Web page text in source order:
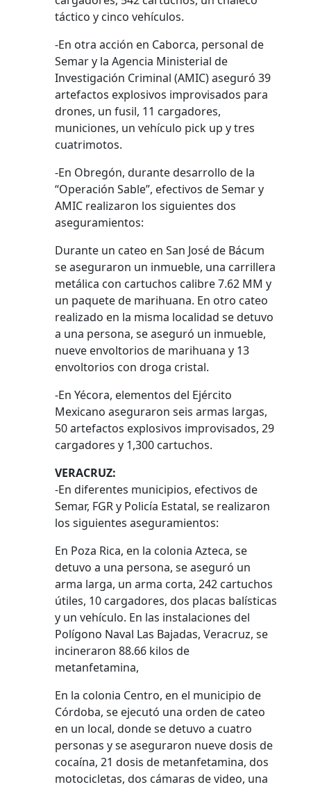
táctico y cinco vehículos.
-En otra acción en Caborca, personal de
Semar y la Agencia Ministerial de
Investigación Criminal (AMIC) aseguró 39
artefactos explosivos improvisados para
drones, un fusil, 11 cargadores,
municiones, un vehículo pick up y tres
cuatrimotos.
-En Obregón, durante desarrollo de la
“Operación Sable”, efectivos de Semar y
AMIC realizaron los siguientes dos
aseguramientos:
Durante un cateo en San José de Bácum
se aseguraron un inmueble, una carrillera
metálica con cartuchos calibre 7.62 MM y
un paquete de marihuana. En otro cateo
realizado en la misma localidad se detuvo
a una persona, se aseguró un inmueble,
nueve envoltorios de marihuana y 13
envoltorios con droga cristal.
-En Yécora, elementos del Ejército
Mexicano aseguraron seis armas largas,
50 artefactos explosivos improvisados, 29
cargadores y 1,300 cartuchos.
VERACRUZ:
-En diferentes municipios, efectivos de
Semar, FGR y Policía Estatal, se realizaron
los siguientes aseguramientos:
En Poza Rica, en la colonia Azteca, se
detuvo a una persona, se aseguró un
arma larga, un arma corta, 242 cartuchos
útiles, 10 cargadores, dos placas balísticas
y un vehículo. En las instalaciones del
Polígono Naval Las Bajadas, Veracruz, se
incineraron 88.66 kilos de
metanfetamina,
En la colonia Centro, en el municipio de
Córdoba, se ejecutó una orden de cateo
en un local, donde se detuvo a cuatro
personas y se aseguraron nueve dosis de
cocaína, 21 dosis de metanfetamina, dos
motocicletas, dos cámaras de video, una